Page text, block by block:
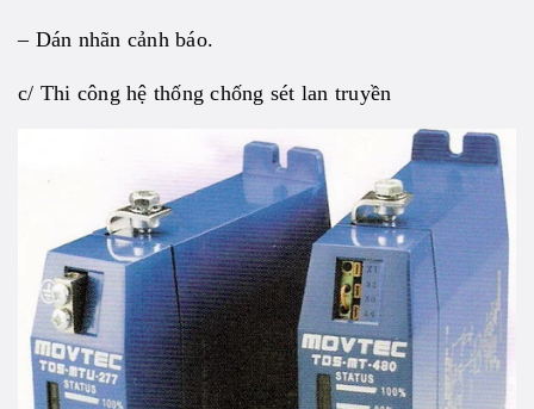
– Dán nhãn cảnh báo.
c/ Thi công hệ thống chống sét lan truyền